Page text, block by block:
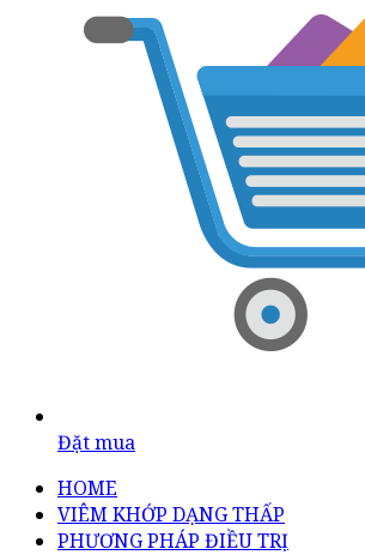
Đặt mua
HOME
VIÊM KHỚP DẠNG THẤP
PHƯƠNG PHÁP ĐIỀU TRỊ